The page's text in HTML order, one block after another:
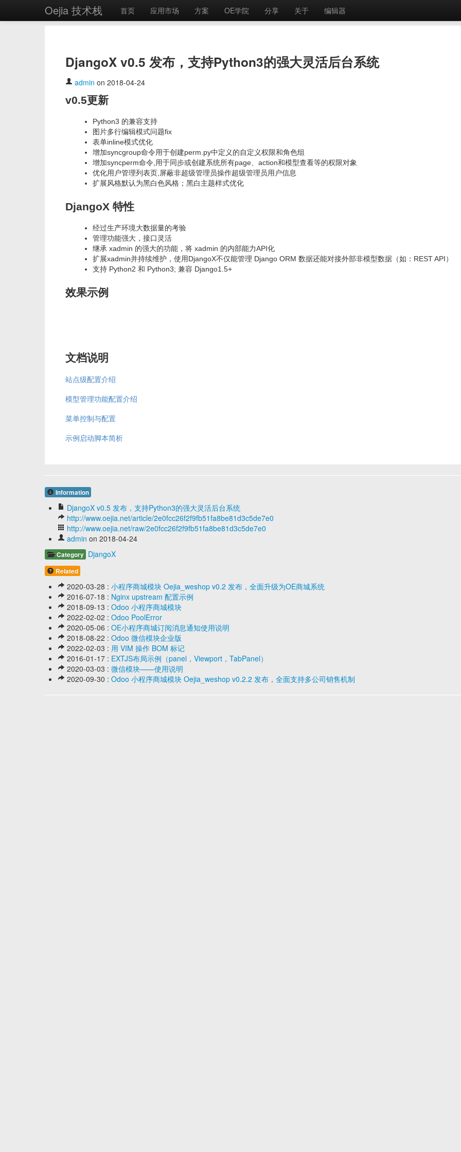
Oejia 技术栈 首页 应用市场 方案 OE学院 分享 关于 编辑器
DjangoX v0.5 发布，支持Python3的强大灵活后台系统
admin on 2018-04-24
v0.5更新
Python3 的兼容支持
图片多行编辑模式问题fix
表单inline模式优化
增加syncgroup命令用于创建perm.py中定义的自定义权限和角色组
增加syncperm命令,用于同步或创建系统所有page、action和模型查看等的权限对象
优化用户管理列表页,屏蔽非超级管理员操作超级管理员用户信息
扩展风格默认为黑白色风格；黑白主题样式优化
DjangoX 特性
经过生产环境大数据量的考验
管理功能强大，接口灵活
继承 xadmin 的强大的功能，将 xadmin 的内部能力API化
扩展xadmin并持续维护，使用DjangoX不仅能管理 Django ORM 数据还能对接外部非模型数据（如：REST API）
支持 Python2 和 Python3; 兼容 Django1.5+
效果示例
文档说明
站点级配置介绍
模型管理功能配置介绍
菜单控制与配置
示例启动脚本简析
Information
DjangoX v0.5 发布，支持Python3的强大灵活后台系统
http://www.oejia.net/article/2e0fcc26f2f9fb51fa8be81d3c5de7e0
http://www.oejia.net/raw/2e0fcc26f2f9fb51fa8be81d3c5de7e0
admin on 2018-04-24
Category DjangoX
Related
2020-03-28 : 小程序商城模块 Oejia_weshop v0.2 发布，全面升级为OE商城系统
2016-07-18 : Nginx upstream 配置示例
2018-09-13 : Odoo 小程序商城模块
2022-02-02 : Odoo PoolError
2020-05-06 : OE小程序商城订阅消息通知使用说明
2018-08-22 : Odoo 微信模块企业版
2022-02-03 : 用 VIM 操作 BOM 标记
2016-01-17 : EXTJS布局示例（panel，Viewport，TabPanel）
2020-03-03 : 微信模块——使用说明
2020-09-30 : Odoo 小程序商城模块 Oejia_weshop v0.2.2 发布，全面支持多公司销售机制